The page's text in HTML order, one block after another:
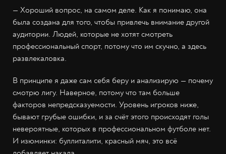
— Хороший вопрос, на самом деле. Как я понимаю, она
была создана для того, чтобы привлечь внимание другой
аудитории. Людей, которые не хотят смотреть
профессиональный спорт, потому что им скучно, а здесь
развлекаловка.
В принципе я даже сам себя беру и анализирую — почему
смотрю лигу. Наверное, потому что там больше
факторов непредсказуемости. Уровень игроков ниже,
бывают грубые ошибки, и за счёт этого происходят голы
невероятные, которых в профессиональном футболе нет.
И изюминки: буллиталити, красный мяч, это всё